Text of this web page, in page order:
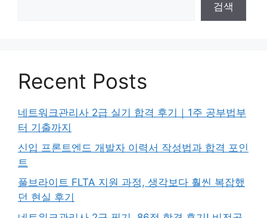
검색
Recent Posts
네트워크관리사 2급 실기 합격 후기｜1주 공부법부
터 기출까지
신입 프론트엔드 개발자 이력서 작성법과 합격 포인
트
풀브라이트 FLTA 지원 과정, 생각보다 훨씬 복잡했
던 현실 후기